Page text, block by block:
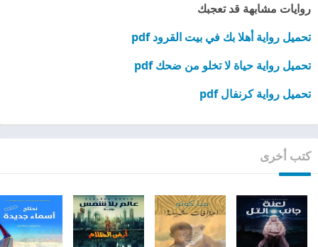
روايات مشابهة قد تعجبك
تحميل رواية أهلا بك في بيت القرود pdf
تحميل رواية حياة لا تخلو من ضحك pdf
تحميل رواية كرنفال pdf
كتب أخرى